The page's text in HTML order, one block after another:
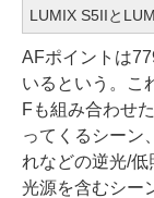
LUMIX S5IIと
AFポイントは
いるという。こ
Fも組み合わせ
ってくるシーン
れなどの逆光/
光源を含むシー